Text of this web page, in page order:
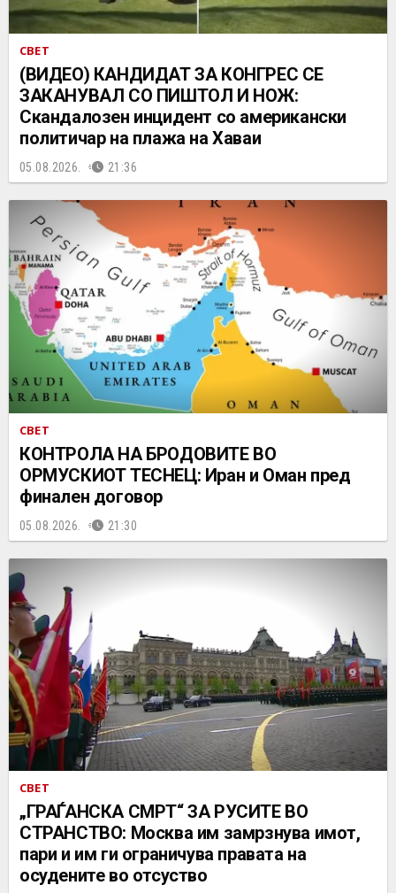
СВЕТ
(ВИДЕО) КАНДИДАТ ЗА КОНГРЕС СЕ
ЗАКАНУВАЛ СО ПИШТОЛ И НОЖ:
Скандалозен инцидент со американски
политичар на плажа на Хаваи
05.08.2026. 21:36
СВЕТ
КОНТРОЛА НА БРОДОВИТЕ ВО
ОРМУСКИОТ ТЕСНЕЦ: Иран и Оман пред
финален договор
05.08.2026. 21:30
СВЕТ
„ГРАЃАНСКА СМРТ“ ЗА РУСИТЕ ВО
СТРАНСТВО: Москва им замрзнува имот,
пари и им ги ограничува правата на
осудените во отсуство